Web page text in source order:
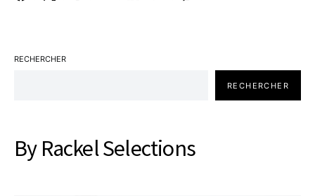
RECHERCHER
RECHERCHER
By Rackel Selections